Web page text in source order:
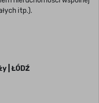
itp.).
| ŁÓDŹ